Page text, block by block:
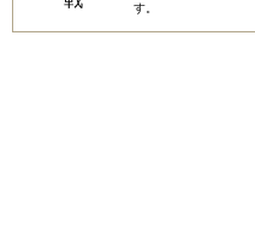
す。